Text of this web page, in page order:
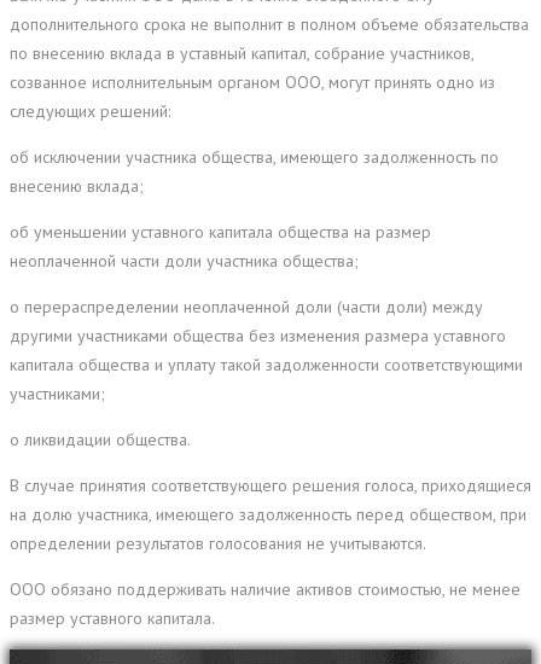
дополнительного срока не выполнит в полном объеме обязательства
по внесению вклада в уставный капитал, собрание участников,
созванное исполнительным органом ООО, могут принять одно из
следующих решений:
об исключении участника общества, имеющего задолженность по
внесению вклада;
об уменьшении уставного капитала общества на размер
неоплаченной части доли участника общества;
о перераспределении неоплаченной доли (части доли) между
другими участниками общества без изменения размера уставного
капитала общества и уплату такой задолженности соответствующими
участниками;
о ликвидации общества.
В случае принятия соответствующего решения голоса, приходящиеся
на долю участника, имеющего задолженность перед обществом, при
определении результатов голосования не учитываются.
ООО обязано поддерживать наличие активов стоимостью, не менее
размер уставного капитала.